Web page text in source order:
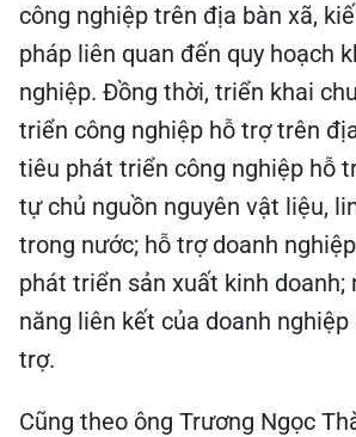
công nghiệp trên địa bàn xã,
pháp liên quan đến quy hoạch
nghiệp. Đồng thời, triển khai
triển công nghiệp hỗ trợ trên
tiêu phát triển công nghiệp hỗ
tự chủ nguồn nguyên vật liệu,
trong nước; hỗ trợ doanh
phát triển sản xuất kinh doanh;
năng liên kết của doanh
trợ.
Cũng theo ông Trương Ngọc